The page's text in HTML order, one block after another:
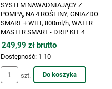
SYSTEM NAWADNIAJĄCY Z
POMPĄ, NA 4 ROŚLINY, GNIAZDO
SMART + WIFI, 800ml/h, WATER
MASTER SMART - DRIP KIT 4
249,99 zł brutto
Dostępność: 1-10
szt. Do koszyka